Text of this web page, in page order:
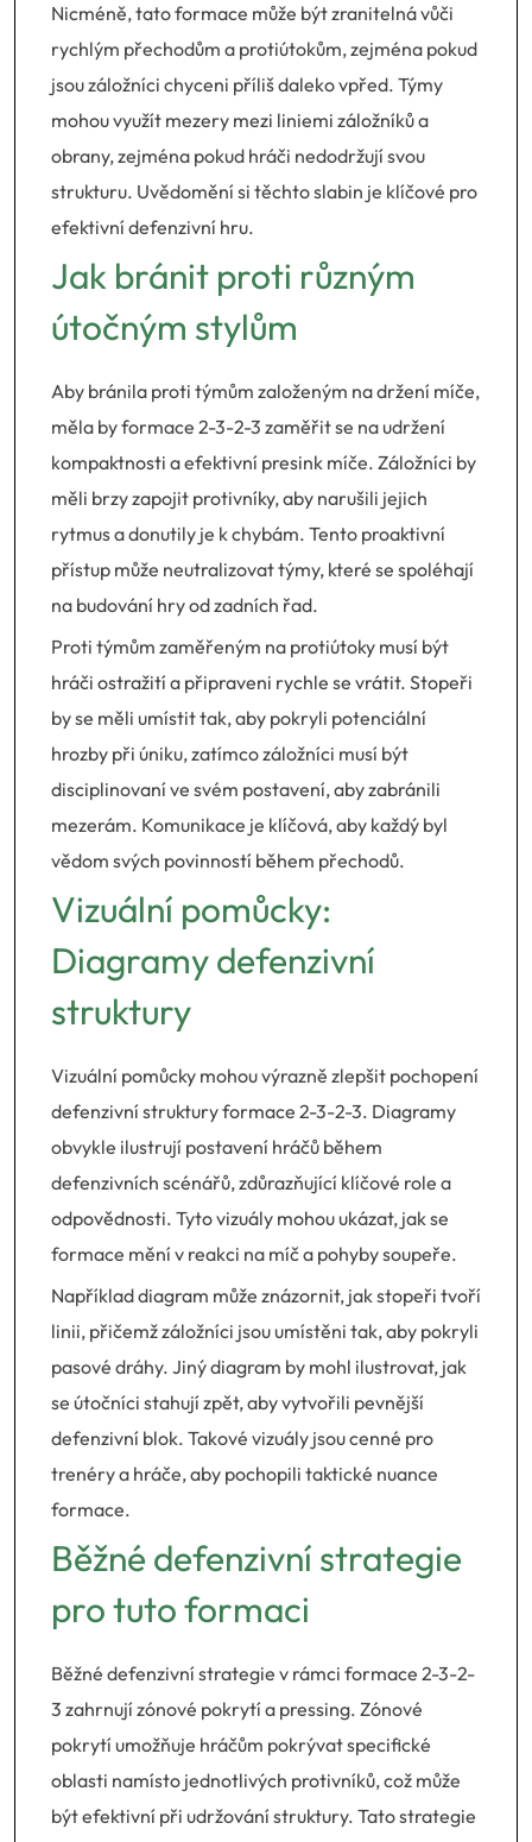
Nicméně, tato formace může být zranitelná vůči
rychlým přechodům a protiútokům, zejména pokud
jsou záložníci chyceni příliš daleko vpřed. Týmy
mohou využít mezery mezi liniemi záložníků a
obrany, zejména pokud hráči nedodržují svou
strukturu. Uvědomění si těchto slabin je klíčové pro
efektivní defenzivní hru.
Jak bránit proti různým
útočným stylům
Aby bránila proti týmům založeným na držení míče,
měla by formace 2-3-2-3 zaměřit se na udržení
kompaktnosti a efektivní presink míče. Záložníci by
měli brzy zapojit protivníky, aby narušili jejich
rytmus a donutily je k chybám. Tento proaktivní
přístup může neutralizovat týmy, které se spoléhají
na budování hry od zadních řad.
Proti týmům zaměřeným na protiútoky musí být
hráči ostražití a připraveni rychle se vrátit. Stopeři
by se měli umístit tak, aby pokryli potenciální
hrozby při úniku, zatímco záložníci musí být
disciplinovaní ve svém postavení, aby zabránili
mezerám. Komunikace je klíčová, aby každý byl
vědom svých povinností během přechodů.
Vizuální pomůcky:
Diagramy defenzivní
struktury
Vizuální pomůcky mohou výrazně zlepšit pochopení
defenzivní struktury formace 2-3-2-3. Diagramy
obvykle ilustrují postavení hráčů během
defenzivních scénářů, zdůrazňující klíčové role a
odpovědnosti. Tyto vizuály mohou ukázat, jak se
formace mění v reakci na míč a pohyby soupeře.
Například diagram může znázornit, jak stopeři tvoří
linii, přičemž záložníci jsou umístěni tak, aby pokryli
pasové dráhy. Jiný diagram by mohl ilustrovat, jak
se útočníci stahují zpět, aby vytvořili pevnější
defenzivní blok. Takové vizuály jsou cenné pro
trenéry a hráče, aby pochopili taktické nuance
formace.
Běžné defenzivní strategie
pro tuto formaci
Běžné defenzivní strategie v rámci formace 2-3-2-
3 zahrnují zónové pokrytí a pressing. Zónové
pokrytí umožňuje hráčům pokrývat specifické
oblasti namísto jednotlivých protivníků, což může
být efektivní při udržování struktury. Tato strategie